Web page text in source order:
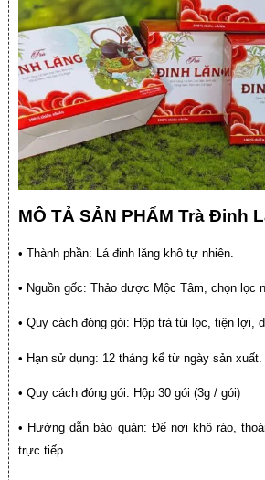
MÔ TẢ SẢN PHẨM Trà Đinh
• Thành phần: Lá đinh lăng khô tự nhiên.
• Nguồn gốc: Thảo dược Mộc Tâm, chọn lọc
• Quy cách đóng gói: Hộp trà túi lọc, tiện lợi,
• Hạn sử dụng: 12 tháng kể từ ngày sản xuất.
• Quy cách đóng gói: Hộp 30 gói (3g / gói)
• Hướng dẫn bảo quản: Để nơi khô ráo,
trực tiếp.